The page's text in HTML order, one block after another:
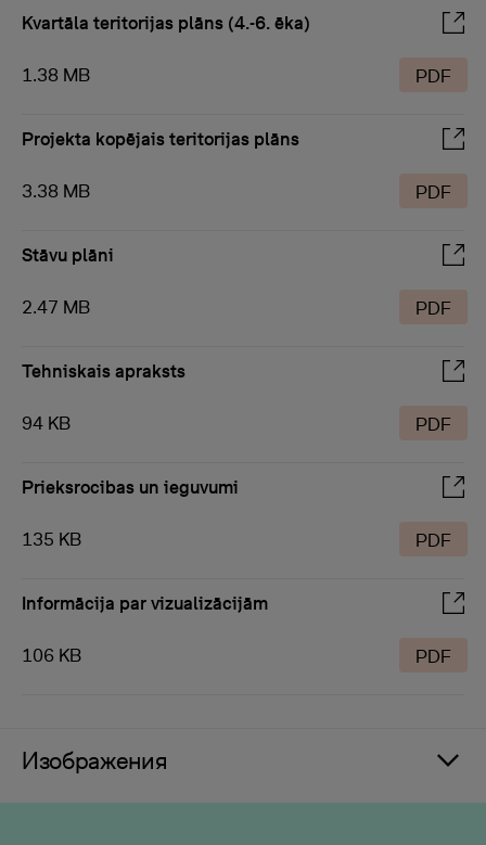
Kvartāla teritorijas plāns (4.-6. ēka)
1.38 MB PDF
Projekta kopējais teritorijas plāns
3.38 MB PDF
Stāvu plāni
2.47 MB PDF
Tehniskais apraksts
94 KB PDF
Prieksrocibas un ieguvumi
135 KB PDF
Informācija par vizualizācijām
106 KB PDF
Изображения